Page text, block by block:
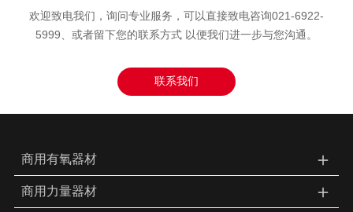
欢迎致电我们，询问专业服务，可以直接致电咨询021-6922-
5999、或者留下您的联系方式 以便我们进一步与您沟通。
联系我们
商用有氧器材 ＋
商用力量器材 ＋